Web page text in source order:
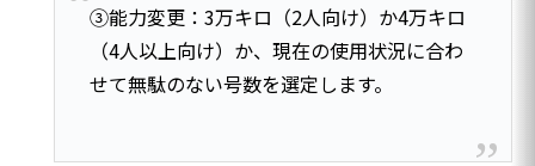
③能力変更：3万キロ（2人向け）か4万キロ
（4人以上向け）か、現在の使用状況に合わ
せて無駄のない号数を選定します。